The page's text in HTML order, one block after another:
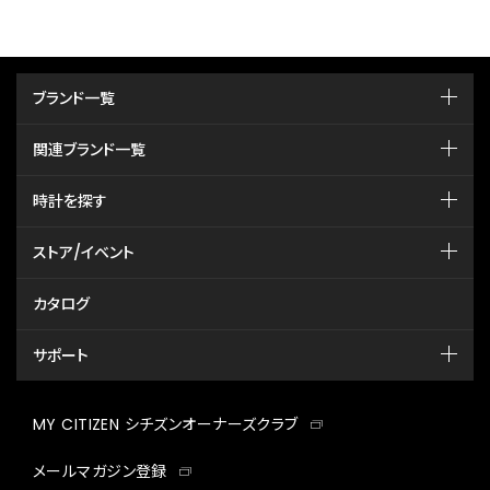
ブランド一覧
関連ブランド一覧
時計を探す
ストア/イベント
カタログ
サポート
MY CITIZEN シチズンオーナーズクラブ
メールマガジン登録